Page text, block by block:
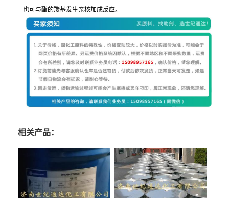
也可与酯的羰基发生亲核加成反应。
相关产品：